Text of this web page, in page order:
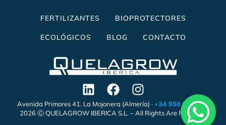
FERTILIZANTES BIOPROTECTORES
ECOLÓGICOS BLOG CONTACTO
Avenida Primores 41. La Mojonera (Almería) ·+34 950 558 338
2026 Ⓒ QUELAGROW IBERICA S.L. – All Rights Are Reserved